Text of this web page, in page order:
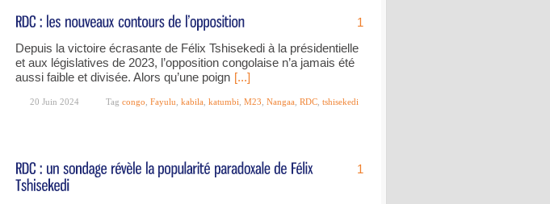
1
Depuis la victoire écrasante de Félix Tshisekedi à la présidentielle
et aux législatives de 2023, l’opposition congolaise n’a jamais été
aussi faible et divisée. Alors qu’une poign [...]
20 Juin 2024 Tag congo Fayulu kabila katumbi M23 Nangaa RDC tshisekedi
1